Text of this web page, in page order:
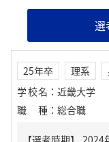
選
25年卒 理系
学校名 ： 近畿大学
職種 ： 総合職